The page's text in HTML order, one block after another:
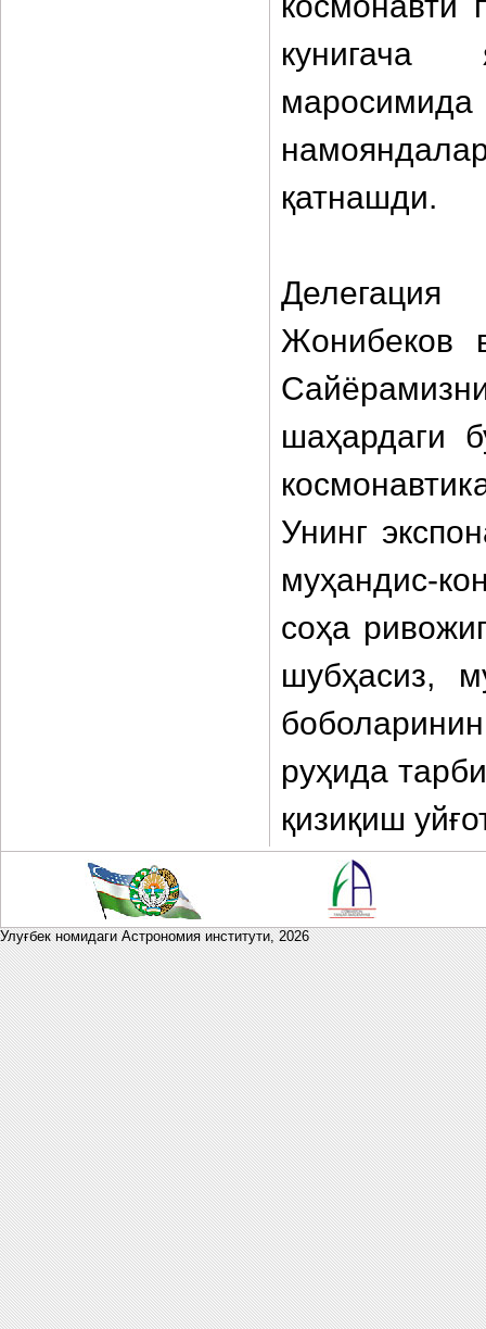
кунигача
қатнашди.
Жонибеков
шаҳардаги
Унинг
муҳандис-
соҳа
шубҳасиз,
руҳида
қизиқиш
Улуғбек номидаги Астрономия институти,2026